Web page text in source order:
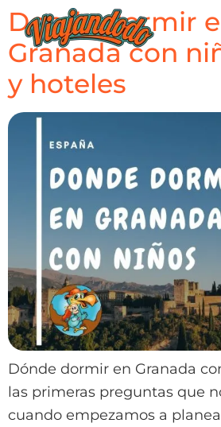
Donde dormir
Granada con
y hoteles
Dónde dormir en Granada
las primeras preguntas que
cuando empezamos a